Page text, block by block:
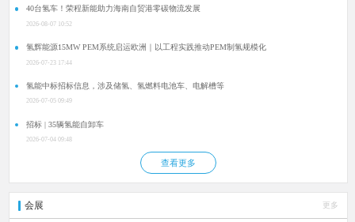
40台氢车！荣程新能助力海南自贸港零碳物流发展
2026-08-07 10:52
氢辉能源15MW PEM系统启运欧洲｜以工程实践推动PEM制氢规模化
2026-07-23 17:44
氢能中标招标信息，涉及储氢、氢燃料电池车、电解槽等
2026-07-05 09:49
招标 | 35辆氢能自卸车
2026-07-04 09:48
查看更多
会展 更多